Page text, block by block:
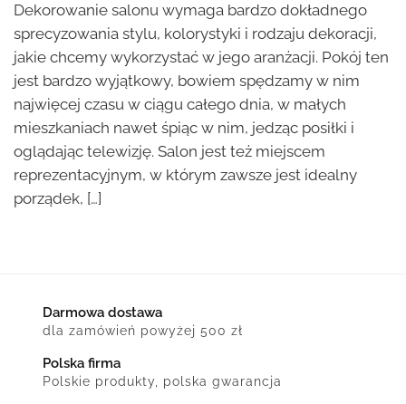
Dekorowanie salonu wymaga bardzo dokładnego
sprecyzowania stylu, kolorystyki i rodzaju dekoracji,
jakie chcemy wykorzystać w jego aranżacji. Pokój ten
jest bardzo wyjątkowy, bowiem spędzamy w nim
najwięcej czasu w ciągu całego dnia, w małych
mieszkaniach nawet śpiąc w nim, jedząc posiłki i
oglądając telewizję. Salon jest też miejscem
reprezentacyjnym, w którym zawsze jest idealny
porządek, […]
Darmowa dostawa
dla zamówień powyżej 500 zł
Polska firma
Polskie produkty, polska gwarancja